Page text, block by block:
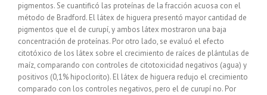
pigmentos. Se cuantificó las proteínas de la fracción acuosa con el
método de Bradford. El látex de higuera presentó mayor cantidad de
pigmentos que el de curupí, y ambos látex mostraron una baja
concentración de proteínas. Por otro lado, se evaluó el efecto
citotóxico de los látex sobre el crecimiento de raíces de plántulas de
maíz, comparando con controles de citotoxicidad negativos (agua) y
positivos (0,1% hipoclorito). El látex de higuera redujo el crecimiento
comparado con los controles negativos, pero el de curupí no. Por